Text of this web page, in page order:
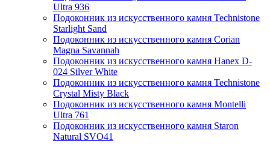
Ultra 936
Подоконник из искусственного камня Technistone
Starlight Sand
Подоконник из искусственного камня Corian
Magna Savannah
Подоконник из искусственного камня Hanex D-
024 Silver White
Подоконник из искусственного камня Technistone
Crystal Misty Black
Подоконник из искусственного камня Montelli
Ultra 761
Подоконник из искусственного камня Staron
Natural SVO41